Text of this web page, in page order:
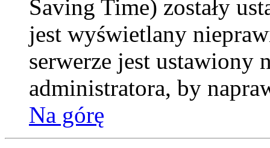
Saving Time) zostały
jest wyświetlany
serwerze jest ustawiony
administratora, by
Na górę